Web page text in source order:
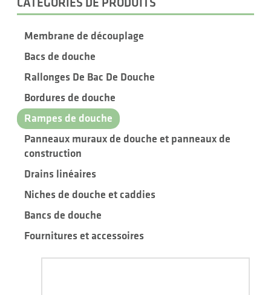
CATÉGORIES DE PRODUITS
Membrane de découplage
Bacs de douche
Rallonges De Bac De Douche
Bordures de douche
Rampes de douche
Panneaux muraux de douche et panneaux de
construction
Drains linéaires
Niches de douche et caddies
Bancs de douche
Fournitures et accessoires